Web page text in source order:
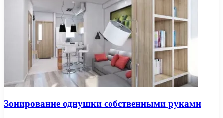
Зонирование однушки собственными руками